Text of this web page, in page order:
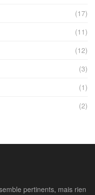
(17)
(11)
(12)
(3)
(1)
(2)
pertinents, mais rien